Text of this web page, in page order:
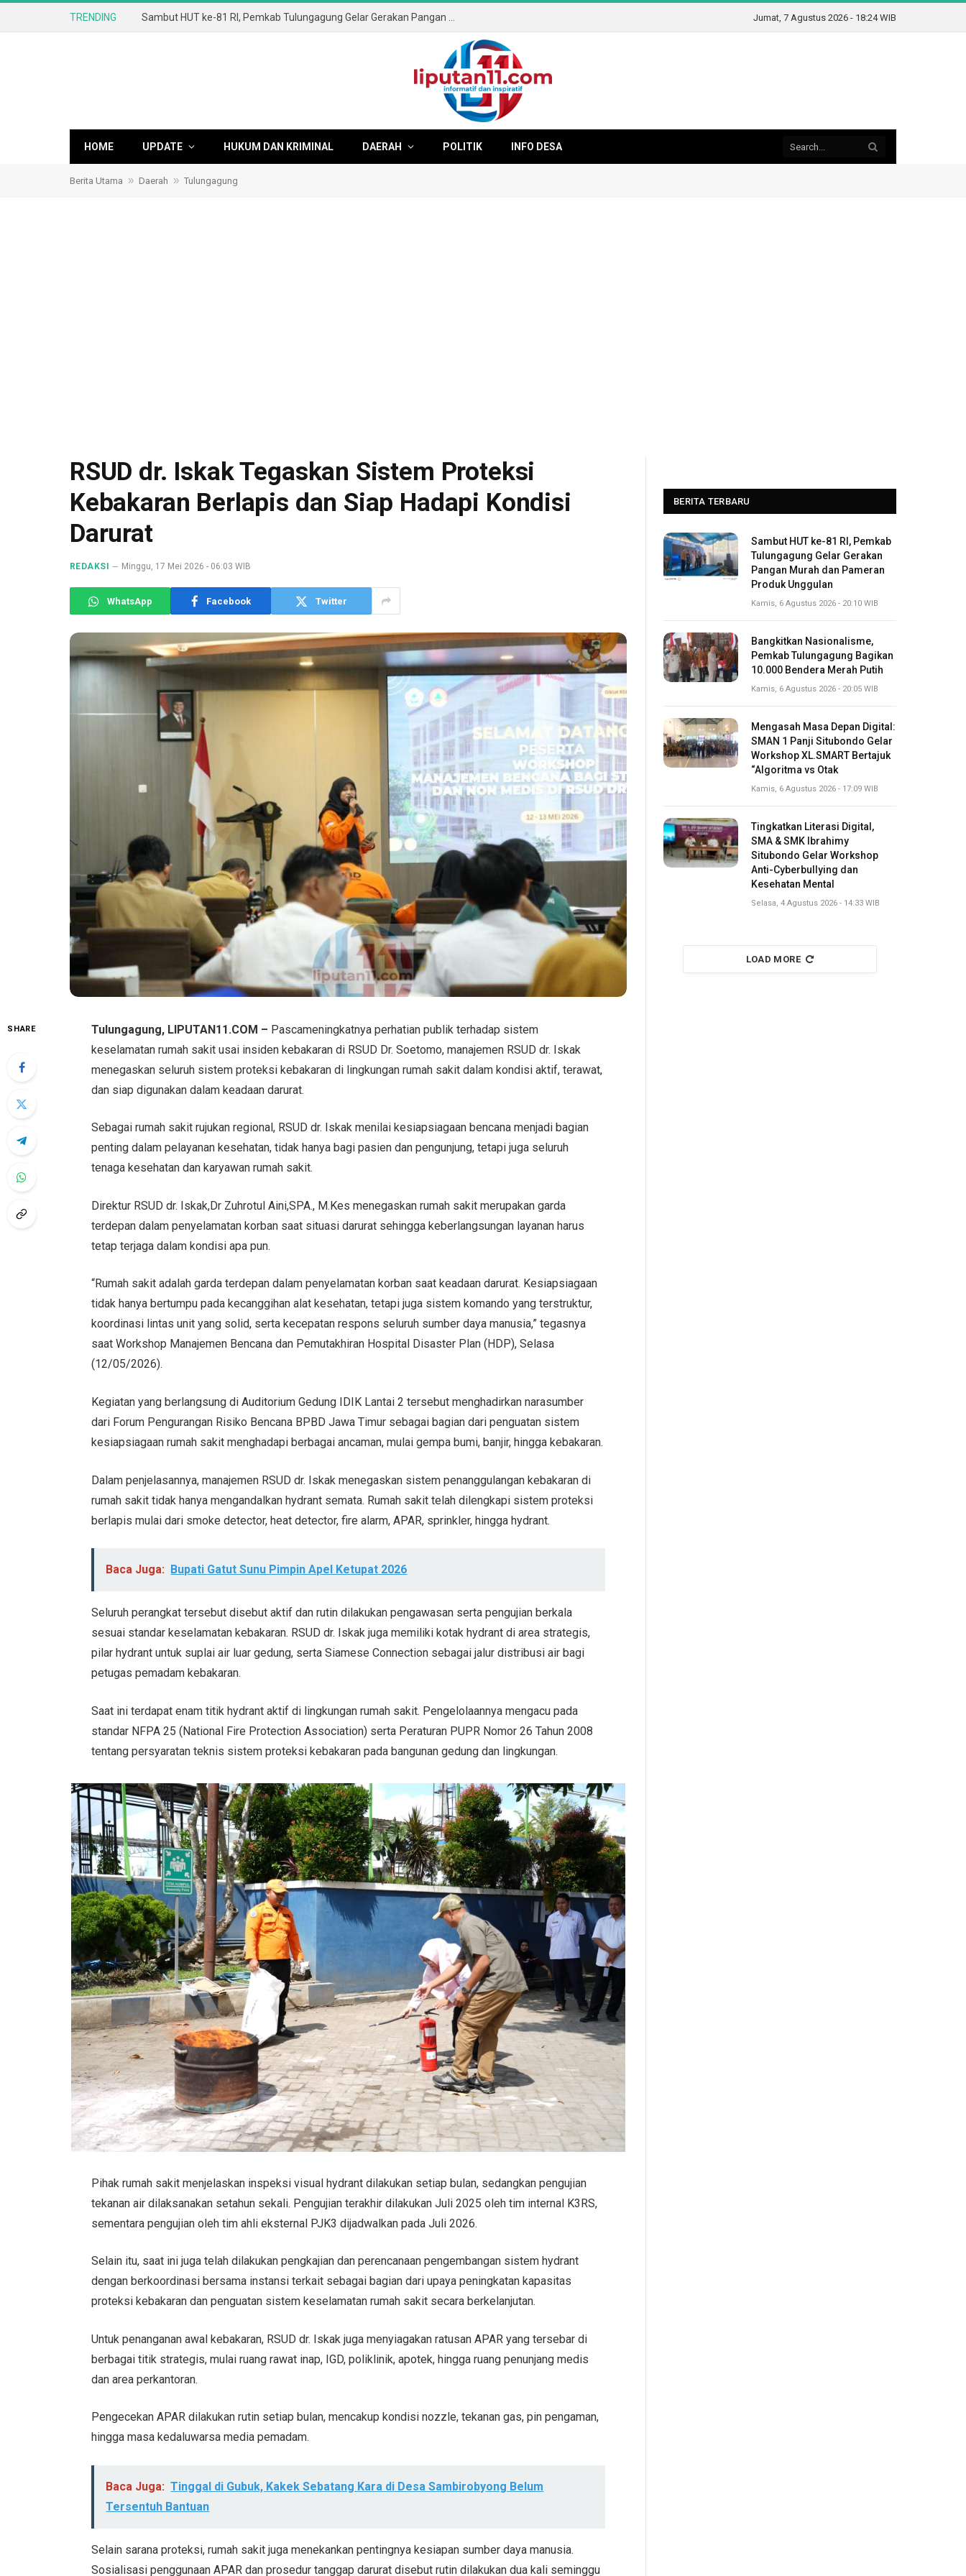
TRENDING Jumat, 7 Agustus 2026 - 18:24 WIB
HOME UPDATE HUKUM DAN KRIMINAL DAERAH POLITIK INFO DESA
Berita Utama » Daerah » Tulungagung
RSUD dr. Iskak Tegaskan Sistem Proteksi
Kebakaran Berlapis dan Siap Hadapi Kondisi
Darurat
REDAKSI Minggu, 17 Mei 2026 - 06:03 WIB
WhatsApp Facebook Twitter
SHARE Tulungagung, LIPUTAN11.COM – Pascameningkatnya perhatian publik terhadap sistem
keselamatan rumah sakit usai insiden kebakaran di RSUD Dr. Soetomo, manajemen RSUD dr. Iskak
menegaskan seluruh sistem proteksi kebakaran di lingkungan rumah sakit dalam kondisi aktif, terawat,
dan siap digunakan dalam keadaan darurat.
Sebagai rumah sakit rujukan regional, RSUD dr. Iskak menilai kesiapsiagaan bencana menjadi bagian
penting dalam pelayanan kesehatan, tidak hanya bagi pasien dan pengunjung, tetapi juga seluruh
tenaga kesehatan dan karyawan rumah sakit.
Direktur RSUD dr. Iskak,Dr Zuhrotul Aini,SPA., M.Kes menegaskan rumah sakit merupakan garda
terdepan dalam penyelamatan korban saat situasi darurat sehingga keberlangsungan layanan harus
tetap terjaga dalam kondisi apa pun.
“Rumah sakit adalah garda terdepan dalam penyelamatan korban saat keadaan darurat. Kesiapsiagaan
tidak hanya bertumpu pada kecanggihan alat kesehatan, tetapi juga sistem komando yang terstruktur,
koordinasi lintas unit yang solid, serta kecepatan respons seluruh sumber daya manusia,” tegasnya
saat Workshop Manajemen Bencana dan Pemutakhiran Hospital Disaster Plan (HDP), Selasa
(12/05/2026).
Kegiatan yang berlangsung di Auditorium Gedung IDIK Lantai 2 tersebut menghadirkan narasumber
dari Forum Pengurangan Risiko Bencana BPBD Jawa Timur sebagai bagian dari penguatan sistem
kesiapsiagaan rumah sakit menghadapi berbagai ancaman, mulai gempa bumi, banjir, hingga kebakaran.
Dalam penjelasannya, manajemen RSUD dr. Iskak menegaskan sistem penanggulangan kebakaran di
rumah sakit tidak hanya mengandalkan hydrant semata. Rumah sakit telah dilengkapi sistem proteksi
berlapis mulai dari smoke detector, heat detector, fire alarm, APAR, sprinkler, hingga hydrant.
Baca Juga: Bupati Gatut Sunu Pimpin Apel Ketupat 2026
Seluruh perangkat tersebut disebut aktif dan rutin dilakukan pengawasan serta pengujian berkala
sesuai standar keselamatan kebakaran. RSUD dr. Iskak juga memiliki kotak hydrant di area strategis,
pilar hydrant untuk suplai air luar gedung, serta Siamese Connection sebagai jalur distribusi air bagi
petugas pemadam kebakaran.
Saat ini terdapat enam titik hydrant aktif di lingkungan rumah sakit. Pengelolaannya mengacu pada
standar NFPA 25 (National Fire Protection Association) serta Peraturan PUPR Nomor 26 Tahun 2008
tentang persyaratan teknis sistem proteksi kebakaran pada bangunan gedung dan lingkungan.
Pihak rumah sakit menjelaskan inspeksi visual hydrant dilakukan setiap bulan, sedangkan pengujian
tekanan air dilaksanakan setahun sekali. Pengujian terakhir dilakukan Juli 2025 oleh tim internal K3RS,
sementara pengujian oleh tim ahli eksternal PJK3 dijadwalkan pada Juli 2026.
Selain itu, saat ini juga telah dilakukan pengkajian dan perencanaan pengembangan sistem hydrant
dengan berkoordinasi bersama instansi terkait sebagai bagian dari upaya peningkatan kapasitas
proteksi kebakaran dan penguatan sistem keselamatan rumah sakit secara berkelanjutan.
Untuk penanganan awal kebakaran, RSUD dr. Iskak juga menyiagakan ratusan APAR yang tersebar di
berbagai titik strategis, mulai ruang rawat inap, IGD, poliklinik, apotek, hingga ruang penunjang medis
dan area perkantoran.
Pengecekan APAR dilakukan rutin setiap bulan, mencakup kondisi nozzle, tekanan gas, pin pengaman,
hingga masa kedaluwarsa media pemadam.
Baca Juga: Tinggal di Gubuk, Kakek Sebatang Kara di Desa Sambirobyong Belum
Tersentuh Bantuan
Selain sarana proteksi, rumah sakit juga menekankan pentingnya kesiapan sumber daya manusia.
Sosialisasi penggunaan APAR dan prosedur tanggap darurat disebut rutin dilakukan dua kali seminggu
BERITA TERBARU
Sambut HUT ke-81 RI, Pemkab
Tulungagung Gelar Gerakan
Pangan Murah dan Pameran
Produk Unggulan
Kamis, 6 Agustus 2026 - 20:10 WIB
Bangkitkan Nasionalisme,
Pemkab Tulungagung Bagikan
10.000 Bendera Merah Putih
Kamis, 6 Agustus 2026 - 20:05 WIB
Mengasah Masa Depan Digital:
SMAN 1 Panji Situbondo Gelar
Workshop XL.SMART Bertajuk
“Algoritma vs Otak
Kamis, 6 Agustus 2026 - 17:09 WIB
Tingkatkan Literasi Digital,
SMA & SMK Ibrahimy
Situbondo Gelar Workshop
Anti-Cyberbullying dan
Kesehatan Mental
Selasa, 4 Agustus 2026 - 14:33 WIB
LOAD MORE